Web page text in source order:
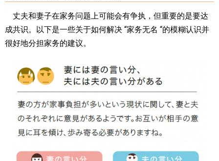
丈夫和妻子在家务问题上可能会有争执，但重要的是要达
成共识。以下是一些关于如何解决 “家务无名 “的模糊认识并
很好地分担家务的建议。